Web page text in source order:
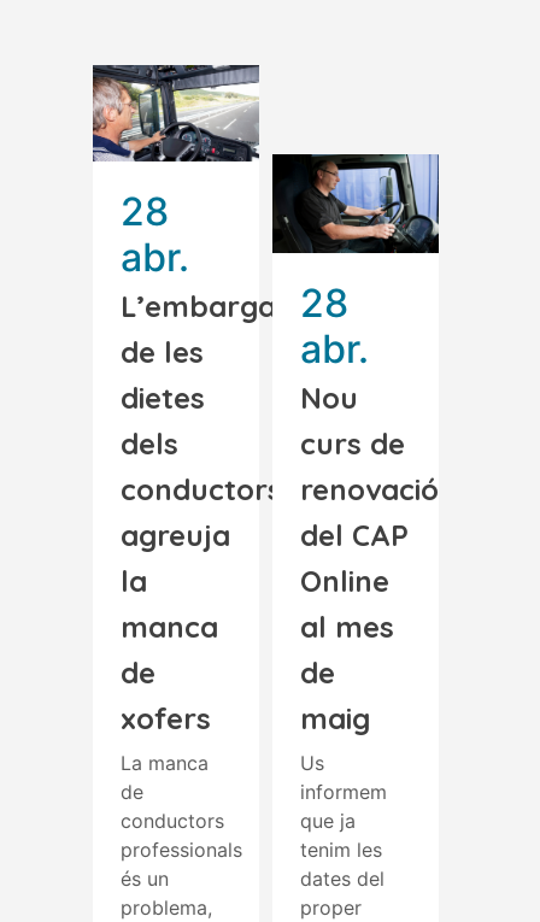
28
abr.
L’embargament
de les
dietes
dels
conductors
agreuja
la
manca
de
xofers
La manca
de
conductors
professionals
és un
problema,
28
abr.
Nou
curs de
renovació
del CAP
Online
al mes
de
maig
Us
informem
que ja
tenim les
dates del
proper